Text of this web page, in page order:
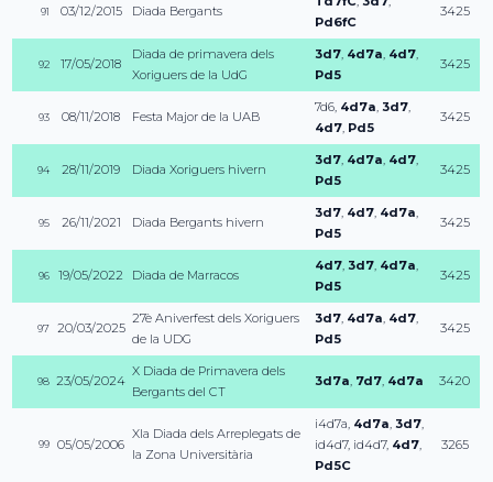
91 03/12/2015 Diada Bergants
Pd6fC
3425
92 17/05/2018
Diada de primavera dels
Xoriguers de la UdG
3d7, 4d7a, 4d7,
Pd5
3425
93 08/11/2018 Festa Major de la UAB
7d6, 4d7a,3d7,
4d7, Pd5
3425
94 28/11/2019 Diada Xoriguers hivern
3d7, 4d7a, 4d7,
Pd5
3425
95 26/11/2021 Diada Bergants hivern
3d7, 4d7, 4d7a,
Pd5
3425
96 19/05/2022 Diada de Marracos
4d7,3d7, 4d7a,
Pd5
3425
97 20/03/2025
27è Aniverfest dels Xoriguers
de la UDG
3d7, 4d7a, 4d7,
Pd5
3425
98 23/05/2024
X Diada de Primavera dels
Bergants del CT
3d7a, 7d7, 4d7a 3420
99 05/05/2006
XIa Diada dels Arreplegats de
la Zona Universitària
i4d7a, 4d7a,3d7,
id4d7, id4d7, 4d7,
Pd5C
3265